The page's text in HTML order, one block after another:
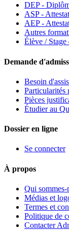
DEP -
ASP -
AEP -
Autres
Élève /
Demande
Besoin
Particularités
Pièces
Étudier au
Dossier en ligne
Se connecter
À propos
Qui sommes-
Médias et
Termes et
Politique de
Contacter